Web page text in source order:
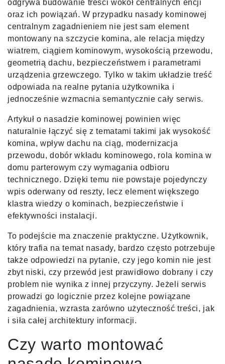
odgrywa budowanie treści wokół centralnych encji
oraz ich powiązań. W przypadku nasady kominowej
centralnym zagadnieniem nie jest sam element
montowany na szczycie komina, ale relacja między
wiatrem, ciągiem kominowym, wysokością przewodu,
geometrią dachu, bezpieczeństwem i parametrami
urządzenia grzewczego. Tylko w takim układzie treść
odpowiada na realne pytania użytkownika i
jednocześnie wzmacnia semantycznie cały serwis.
Artykuł o nasadzie kominowej powinien więc
naturalnie łączyć się z tematami takimi jak wysokość
komina, wpływ dachu na ciąg, modernizacja
przewodu, dobór wkładu kominowego, rola komina w
domu parterowym czy wymagania odbioru
technicznego. Dzięki temu nie powstaje pojedynczy
wpis oderwany od reszty, lecz element większego
klastra wiedzy o kominach, bezpieczeństwie i
efektywności instalacji.
To podejście ma znaczenie praktyczne. Użytkownik,
który trafia na temat nasady, bardzo często potrzebuje
także odpowiedzi na pytanie, czy jego komin nie jest
zbyt niski, czy przewód jest prawidłowo dobrany i czy
problem nie wynika z innej przyczyny. Jeżeli serwis
prowadzi go logicznie przez kolejne powiązane
zagadnienia, wzrasta zarówno użyteczność treści, jak
i siła całej architektury informacji.
Czy warto montować